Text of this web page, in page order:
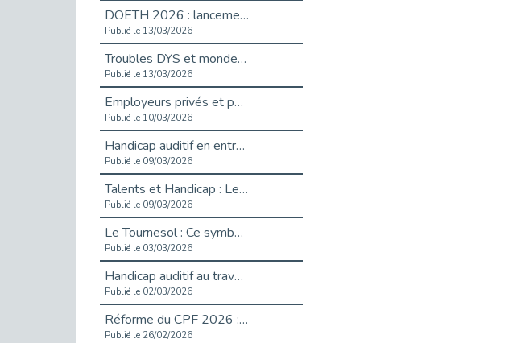
DOETH 2026 : lancement de la campagne pour les employeurs publics
Publié le 13/03/2026
Troubles DYS et monde du travail : mieux comprendre pour mieux accompagner _ vidéo
Publié le 13/03/2026
Employeurs privés et publics : vigilance face aux démarchages liés à l’OETH en 2026
Publié le 10/03/2026
Handicap auditif en entreprise, aménagements pour sécuriser la communication - vidéo
Publié le 09/03/2026
Talents et Handicap : Le Top 10 des métiers plébiscités dans les Hauts-de-Seine
Publié le 09/03/2026
Le Tournesol : Ce symbole discret qui change la vie des personnes en situation de handicap invisible
Publié le 03/03/2026
Handicap auditif au travail : rendre l’invisible accessible
Publié le 02/03/2026
Réforme du CPF 2026 : Ce qui change ce printemps pour vos droits à la formation
Publié le 26/02/2026